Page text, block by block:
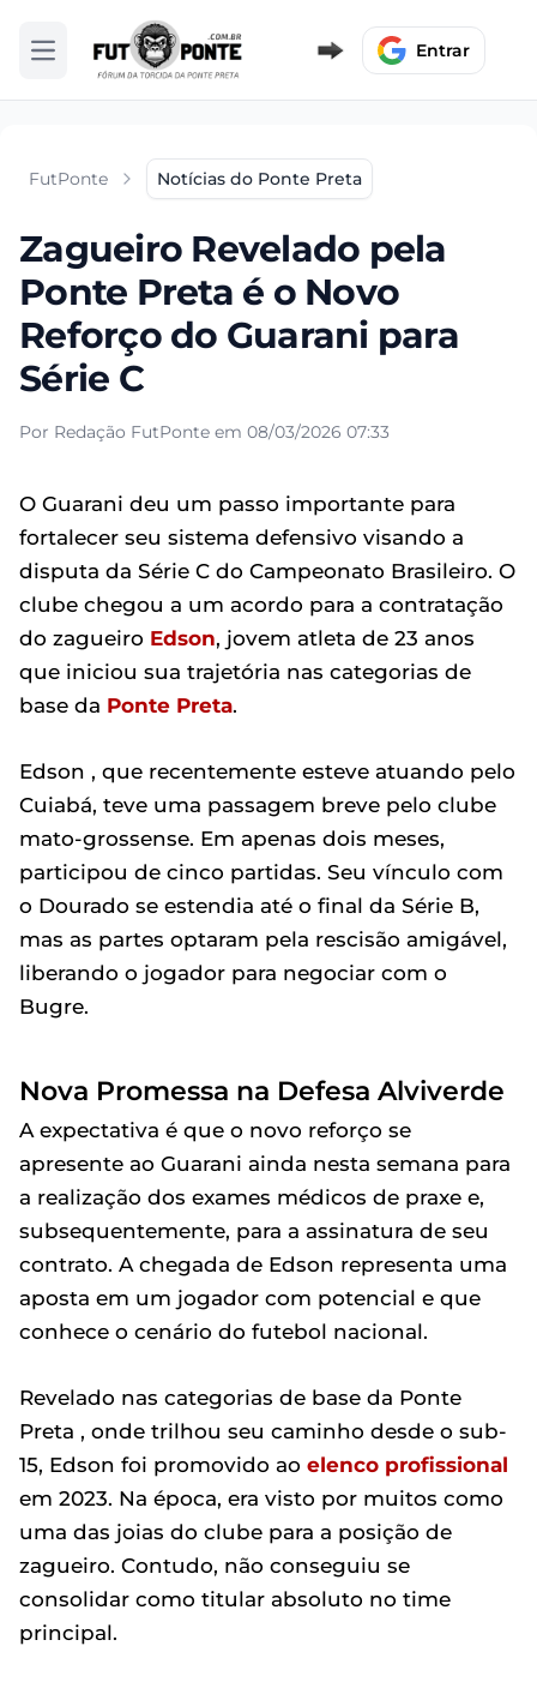
Abrir menu Entrar
FutPonte Notícias do Ponte Preta
Zagueiro Revelado pela
Ponte Preta é o Novo
Reforço do Guarani para
Série C
Por Redação FutPonte em 08/03/2026 07:33
O Guarani deu um passo importante para
fortalecer seu sistema defensivo visando a
disputa da Série C do Campeonato Brasileiro. O
clube chegou a um acordo para a contratação
do zagueiro Edson, jovem atleta de 23 anos
que iniciou sua trajetória nas categorias de
base da Ponte Preta.
Edson , que recentemente esteve atuando pelo
Cuiabá, teve uma passagem breve pelo clube
mato-grossense. Em apenas dois meses,
participou de cinco partidas. Seu vínculo com
o Dourado se estendia até o final da Série B,
mas as partes optaram pela rescisão amigável,
liberando o jogador para negociar com o
Bugre.
Nova Promessa na Defesa Alviverde
A expectativa é que o novo reforço se
apresente ao Guarani ainda nesta semana para
a realização dos exames médicos de praxe e,
subsequentemente, para a assinatura de seu
contrato. A chegada de Edson representa uma
aposta em um jogador com potencial e que
conhece o cenário do futebol nacional.
Revelado nas categorias de base da Ponte
Preta , onde trilhou seu caminho desde o sub-
15, Edson foi promovido ao elenco profissional
em 2023. Na época, era visto por muitos como
uma das joias do clube para a posição de
zagueiro. Contudo, não conseguiu se
consolidar como titular absoluto no time
principal.